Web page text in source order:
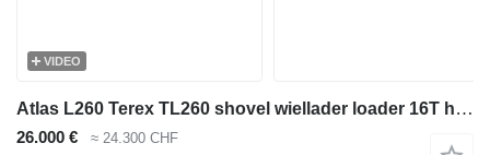
VIDEO
Atlas L260 Terex TL260 shovel wiellader loader 16T hitip
26.000 € ≈ 24.300 CHF